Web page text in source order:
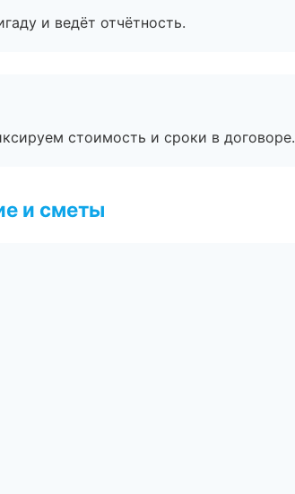
и ведёт отчётность.
стоимость и сроки в договоре.
и сметы